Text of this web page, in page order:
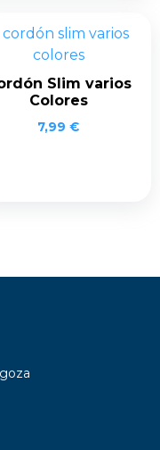
Slim varios
Colores
7,99 €